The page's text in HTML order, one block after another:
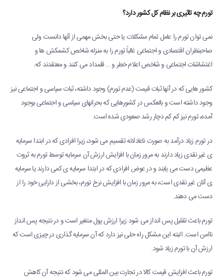
تورم چه تاثیری بر نظام کل کشور دارد؟
نمی توان تورم را عامل تمام مشکلات یا حتی بخش مهمی از آنها دانست ولی
صاحبنظران اقتصادی و اجتماعی غالباً تورم را به منزله شاخص کشمکش ها و
اغتشاشات اجتماعی و شاخص اعلام خطر و … قلمداد می کنند و معتقدند که:
کشور هایی که در آنها ثبات قیمت (عدم تورم) وجود داشته، ثبات سیاسی و اجتماعی نیز
وجود داشته است و بالعکس در کشورهایی که بحرانهای سیاسی و اجتماعی بوجود
آمده، تورم نیز کم کم دچار رشد صعودی شده است.
در تورم زیاد درآمد به صورت ناعادلانه تقسیم می شود، زیرا افرادی که در ابتدا سرمایه
ی غیر نقدی زیاد دارند به مرور زمان با افزایش ارزش آن سرمایه توسط تورم به ثروت
عظیمی دست می یابند و در عوض افرادی که در ابتدا سرمایه ی کمی دارند یا سرمایه
ی آنان غیر نقدی است، به مرور زمان با افزایش نرخ تورم، بخشی از دارایی خود را از
دست می دهند.
تورم باعث تقلیل پس انداز می شود زیرا ارزش پول متغیر است و در نتیجه پس انداز
ناامن است. البته این مشکل راه حلی نیز دارد که آن سرمایه گذاری در چیزی است که
ارزش آن با تورم زیاد شود.
تورم باعث افزایش قیمت کالا در تجارت بین المللی می شود که نتیجه آن کاهش